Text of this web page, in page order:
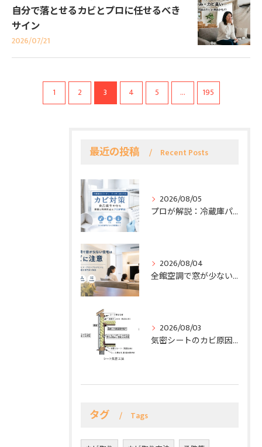
自分で落とせるカビとプロに任せるべき
サイン
2026/07/21
1 2 3 4 5 ... 195
最近の投稿 Recent Posts
2026/08/05
プロが解説：冷蔵庫パッキン＆キッチンのカビ対策—原因と再発防止で食品衛生を守る
2026/08/04
全館空調で窓が少ない住宅はカビリスクに要注意 — 専門家が語るホルムアルデヒド・アセトアルデヒドと室内空気の課題
2026/08/03
気密シートのカビ原因と見えない壁内リスク — 再発を防ぐ正しい対策ガイド
タグ Tags